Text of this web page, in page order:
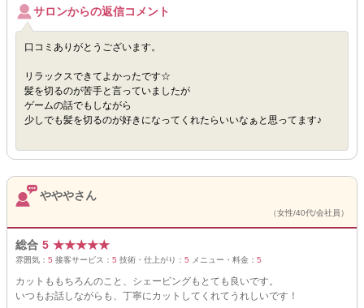
サロンからの返信コメント
口コミありがとうございます。
リラックスできてよかったです☆
髪を切るのが苦手と言っていましたが
ゲームの話でもしながら
少しでも髪を切るのが好きになってくれたらいいなぁと思ってます♪
やややさん
（女性/40代/会社員）
総合 5 ★★★★★
雰囲気： 5 接客サービス： 5 技術・仕上がり： 5 メニュー・料金： 5
カットももちろんのこと、シェービングもとても良いです。
いつもお話しながらも、丁寧にカットしてくれてうれしいです！